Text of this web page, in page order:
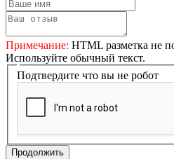
Примечание: HTML разметка не
Используйте обычный текст.
Подтвердите что вы не робот
Продолжить